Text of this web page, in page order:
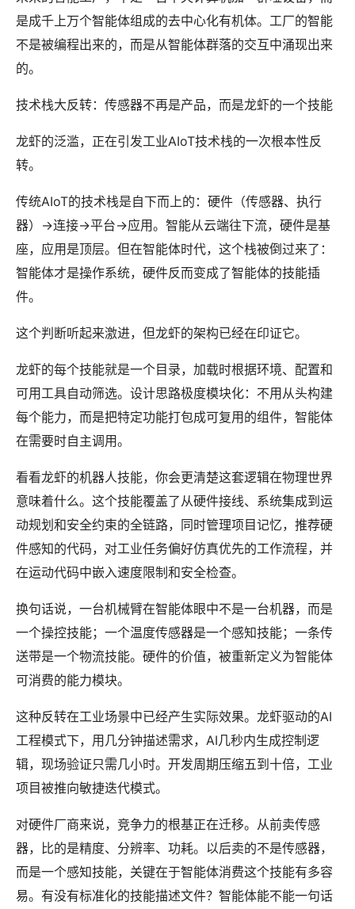
是成千上万个智能体组成的去中心化有机体。工厂的智能
不是被编程出来的，而是从智能体群落的交互中涌现出来
的。
技术栈大反转：传感器不再是产品，而是龙虾的一个技能
龙虾的泛滥，正在引发工业AIoT技术栈的一次根本性反
转。
传统AIoT的技术栈是自下而上的：硬件（传感器、执行
器）→连接→平台→应用。智能从云端往下流，硬件是基
座，应用是顶层。但在智能体时代，这个栈被倒过来了：
智能体才是操作系统，硬件反而变成了智能体的技能插
件。
这个判断听起来激进，但龙虾的架构已经在印证它。
龙虾的每个技能就是一个目录，加载时根据环境、配置和
可用工具自动筛选。设计思路极度模块化：不用从头构建
每个能力，而是把特定功能打包成可复用的组件，智能体
在需要时自主调用。
看看龙虾的机器人技能，你会更清楚这套逻辑在物理世界
意味着什么。这个技能覆盖了从硬件接线、系统集成到运
动规划和安全约束的全链路，同时管理项目记忆，推荐硬
件感知的代码，对工业任务偏好仿真优先的工作流程，并
在运动代码中嵌入速度限制和安全检查。
换句话说，一台机械臂在智能体眼中不是一台机器，而是
一个操控技能；一个温度传感器是一个感知技能；一条传
送带是一个物流技能。硬件的价值，被重新定义为智能体
可消费的能力模块。
这种反转在工业场景中已经产生实际效果。龙虾驱动的AI
工程模式下，用几分钟描述需求，AI几秒内生成控制逻
辑，现场验证只需几小时。开发周期压缩五到十倍，工业
项目被推向敏捷迭代模式。
对硬件厂商来说，竞争力的根基正在迁移。从前卖传感
器，比的是精度、分辨率、功耗。以后卖的不是传感器，
而是一个感知技能，关键在于智能体消费这个技能有多容
易。有没有标准化的技能描述文件？智能体能不能一句话